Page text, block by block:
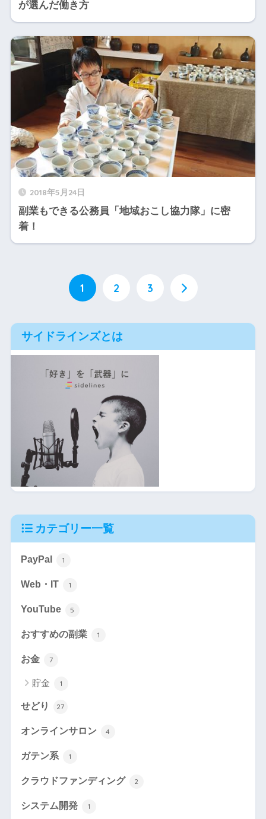
が選んだ働き方
2018年5月24日
副業もできる公務員「地域おこし協力隊」に密
着！
1 2 3
サイドラインズとは
カテゴリー一覧
PayPal 1
Web・IT 1
YouTube 5
おすすめの副業 1
お金 7
貯金 1
せどり 27
オンラインサロン 4
ガテン系 1
クラウドファンディング 2
システム開発 1